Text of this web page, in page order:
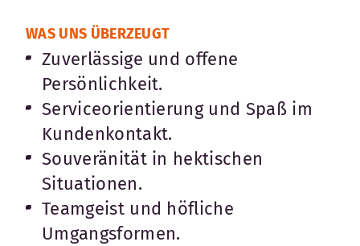
WAS UNS ÜBERZEUGT
Zuverlässige und offene
Persönlichkeit.
Serviceorientierung und Spaß im
Kundenkontakt.
Souveränität in hektischen
Situationen.
Teamgeist und höfliche
Umgangsformen.